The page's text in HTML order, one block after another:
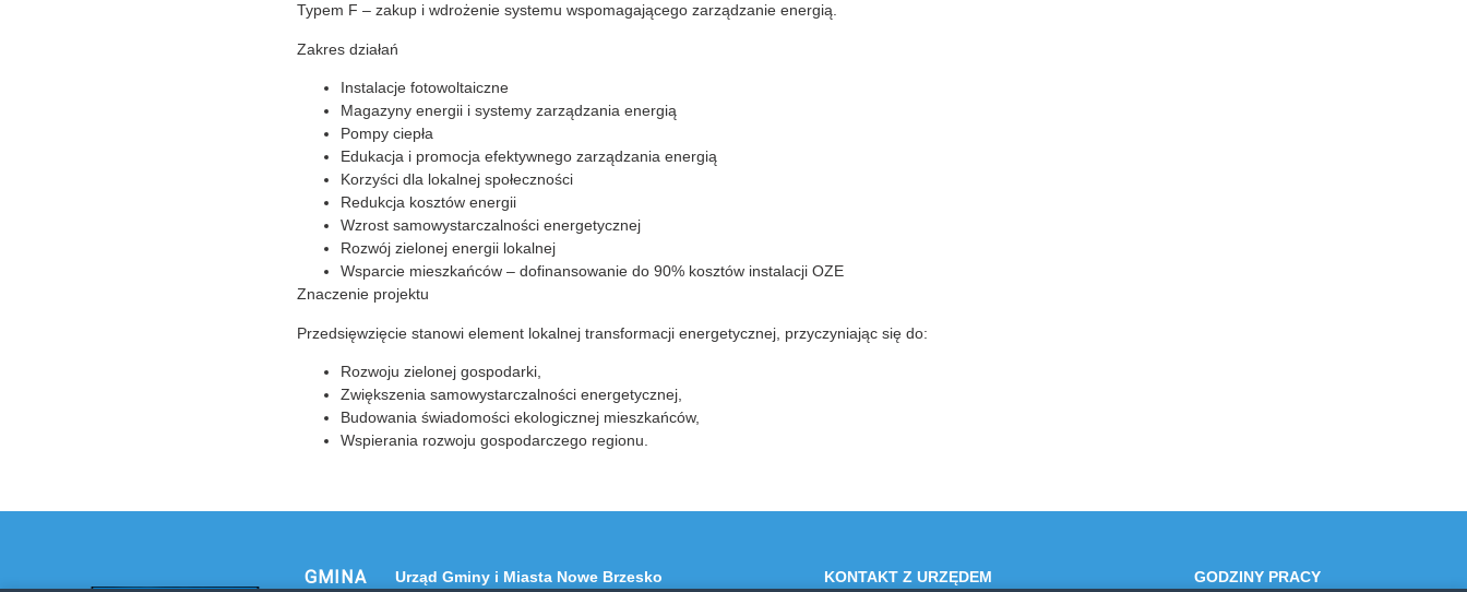
Typem F – zakup i wdrożenie systemu wspomagającego zarządzanie energią.
Zakres działań
Instalacje fotowoltaiczne
Magazyny energii i systemy zarządzania energią
Pompy ciepła
Edukacja i promocja efektywnego zarządzania energią
Korzyści dla lokalnej społeczności
Redukcja kosztów energii
Wzrost samowystarczalności energetycznej
Rozwój zielonej energii lokalnej
Wsparcie mieszkańców – dofinansowanie do 90% kosztów instalacji OZE
Znaczenie projektu
Przedsięwzięcie stanowi element lokalnej transformacji energetycznej, przyczyniając się do:
Rozwoju zielonej gospodarki,
Zwiększenia samowystarczalności energetycznej,
Budowania świadomości ekologicznej mieszkańców,
Wspierania rozwoju gospodarczego regionu.
GMINA
Urząd Gminy i Miasta Nowe Brzesko
KONTAKT Z URZĘDEM GODZINY PRACY